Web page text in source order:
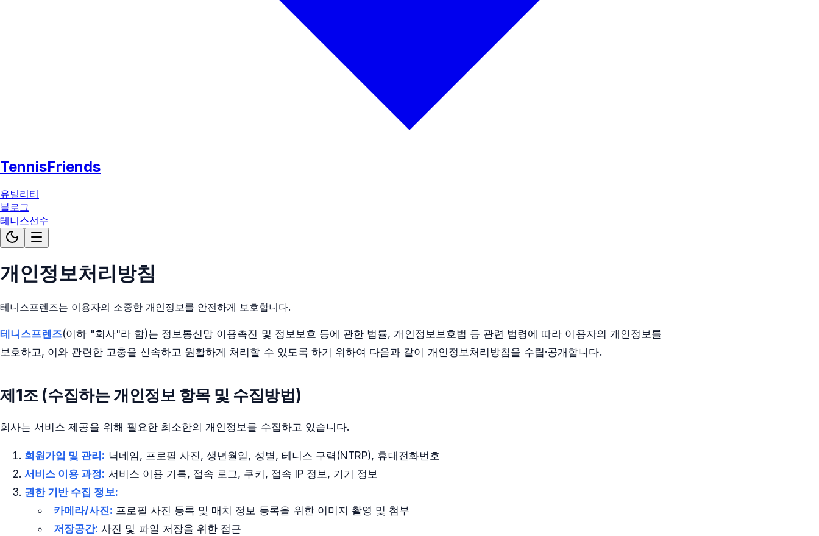
TennisFriends
유틸리티
블로그
테니스선수
개인정보처리방침
테니스프렌즈는 이용자의 소중한 개인정보를 안전하게 보호합니다.
테니스프렌즈(이하 "회사"라 함)는 정보통신망 이용촉진 및 정보보호 등에 관한 법률, 개인정보보호법 등 관련 법령에 따라 이용자의 개인정보를
보호하고, 이와 관련한 고충을 신속하고 원활하게 처리할 수 있도록 하기 위하여 다음과 같이 개인정보처리방침을 수립·공개합니다.
제1조 (수집하는 개인정보 항목 및 수집방법)
회사는 서비스 제공을 위해 필요한 최소한의 개인정보를 수집하고 있습니다.
회원가입 및 관리: 닉네임, 프로필 사진, 생년월일, 성별, 테니스 구력(NTRP), 휴대전화번호
서비스 이용 과정: 서비스 이용 기록, 접속 로그, 쿠키, 접속 IP 정보, 기기 정보
권한 기반 수집 정보:
카메라/사진: 프로필 사진 등록 및 매치 정보 등록을 위한 이미지 촬영 및 첨부
저장공간: 사진 및 파일 저장을 위한 접근